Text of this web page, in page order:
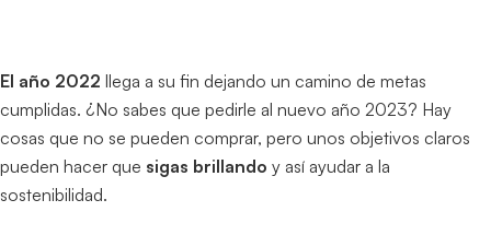
El año 2022 llega a su fin dejando un camino de metas
cumplidas. ¿No sabes que pedirle al nuevo año 2023? Hay
cosas que no se pueden comprar, pero unos objetivos claros
pueden hacer que sigas brillando y así ayudar a la
sostenibilidad.